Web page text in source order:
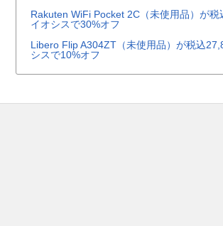
Rakuten WiFi Pocket 2C（未使用品）が税
イオシスで30%オフ
Libero Flip A304ZT（未使用品）が税込
シスで10%オフ